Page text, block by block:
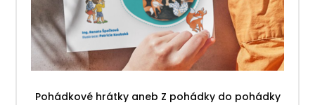
Pohádkové hrátky aneb Z pohádky do pohádky